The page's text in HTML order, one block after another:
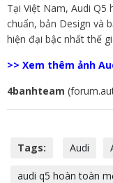
Tại Việt Nam, Audi Q5
chuẩn, bản Design và
hiện đại bậc nhất thế
>> Xem thêm ảnh
4banhteam
Tags: Audi
audi q5 hoàn toàn